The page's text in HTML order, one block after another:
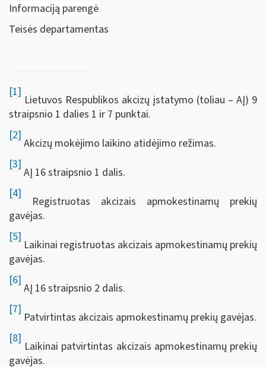
Informaciją parengė
Teisės departamentas
[1]
Lietuvos Respublikos akcizų įstatymo (toliau – AĮ) 9
straipsnio 1 dalies 1 ir 7 punktai.
[2]
Akcizų mokėjimo laikino atidėjimo režimas.
[3]
AĮ 16 straipsnio 1 dalis.
[4]
Registruotas akcizais apmokestinamų prekių
gavėjas.
[5]
Laikinai registruotas akcizais apmokestinamų prekių
gavėjas.
[6]
AĮ 16 straipsnio 2 dalis.
[7]
Patvirtintas akcizais apmokestinamų prekių gavėjas.
[8]
Laikinai patvirtintas akcizais apmokestinamų prekių
gavėjas.